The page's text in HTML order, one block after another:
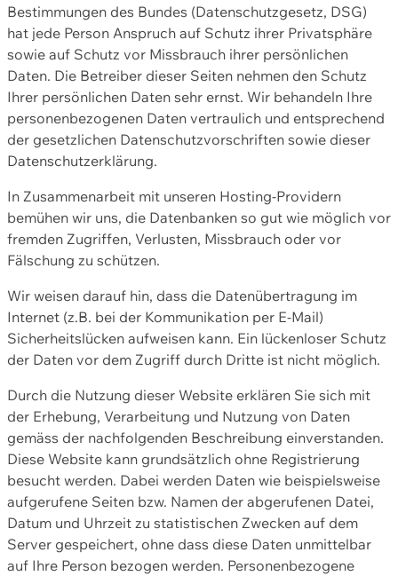
Bestimmungen des Bundes (Datenschutzgesetz, DSG)
hat jede Person Anspruch auf Schutz ihrer Privatsphäre
sowie auf Schutz vor Missbrauch ihrer persönlichen
Daten. Die Betreiber dieser Seiten nehmen den Schutz
Ihrer persönlichen Daten sehr ernst. Wir behandeln Ihre
personenbezogenen Daten vertraulich und entsprechend
der gesetzlichen Datenschutzvorschriften sowie dieser
Datenschutzerklärung.
In Zusammenarbeit mit unseren Hosting-Providern
bemühen wir uns, die Datenbanken so gut wie möglich vor
fremden Zugriffen, Verlusten, Missbrauch oder vor
Fälschung zu schützen.
Wir weisen darauf hin, dass die Datenübertragung im
Internet (z.B. bei der Kommunikation per E-Mail)
Sicherheitslücken aufweisen kann. Ein lückenloser Schutz
der Daten vor dem Zugriff durch Dritte ist nicht möglich.
Durch die Nutzung dieser Website erklären Sie sich mit
der Erhebung, Verarbeitung und Nutzung von Daten
gemäss der nachfolgenden Beschreibung einverstanden.
Diese Website kann grundsätzlich ohne Registrierung
besucht werden. Dabei werden Daten wie beispielsweise
aufgerufene Seiten bzw. Namen der abgerufenen Datei,
Datum und Uhrzeit zu statistischen Zwecken auf dem
Server gespeichert, ohne dass diese Daten unmittelbar
auf Ihre Person bezogen werden. Personenbezogene